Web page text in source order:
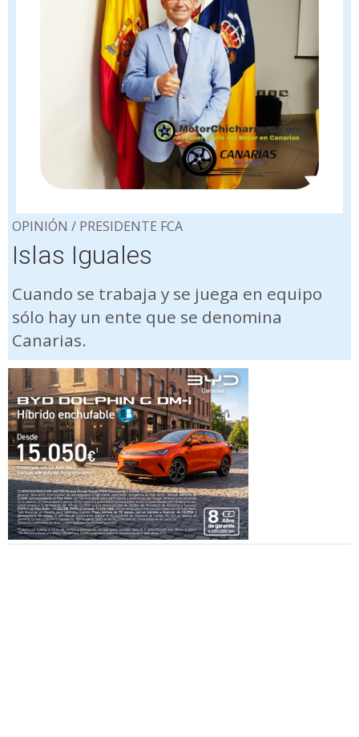
OPINIÓN / PRESIDENTE FCA
Islas Iguales
Cuando se trabaja y se juega en equipo
sólo hay un ente que se denomina
Canarias.